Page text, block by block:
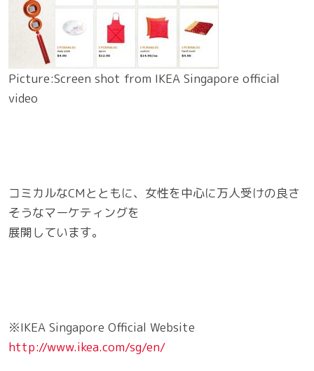
Picture:Screen shot from IKEA Singapore official
video
コミカルなCMとともに、女性を中心に万人受けの良さ
そうなマーケティングを
展開しています。
※IKEA Singapore Official Website
http://www.ikea.com/sg/en/